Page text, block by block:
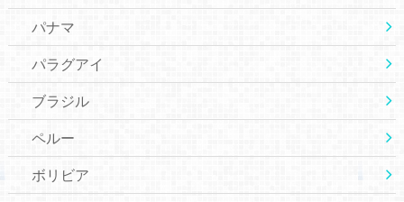
パナマ
パラグアイ
ブラジル
ペルー
ボリビア